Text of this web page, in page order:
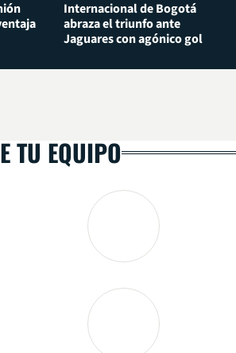
Internacional de Bogotá
abraza el triunfo ante
Jaguares con agónico gol
TU EQUIPO